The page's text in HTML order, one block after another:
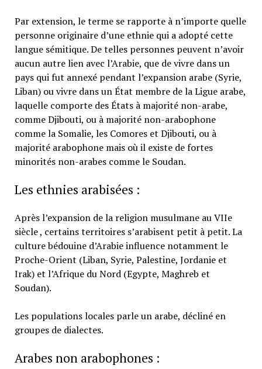
Par extension, le terme se rapporte à n’importe quelle
personne originaire d’une ethnie qui a adopté cette
langue sémitique. De telles personnes peuvent n’avoir
aucun autre lien avec l’Arabie, que de vivre dans un
pays qui fut annexé pendant l’expansion arabe (Syrie,
Liban) ou vivre dans un État membre de la Ligue arabe,
laquelle comporte des États à majorité non-arabe,
comme Djibouti, ou à majorité non-arabophone
comme la Somalie, les Comores et Djibouti, ou à
majorité arabophone mais où il existe de fortes
minorités non-arabes comme le Soudan.
Les ethnies arabisées :
Après l’expansion de la religion musulmane au VIIe
siècle , certains territoires s’arabisent petit à petit. La
culture bédouine d’Arabie influence notamment le
Proche-Orient (Liban, Syrie, Palestine, Jordanie et
Irak) et l’Afrique du Nord (Egypte, Maghreb et
Soudan).
Les populations locales parle un arabe, décliné en
groupes de dialectes.
Arabes non arabophones :